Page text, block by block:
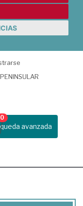
avanzada
0